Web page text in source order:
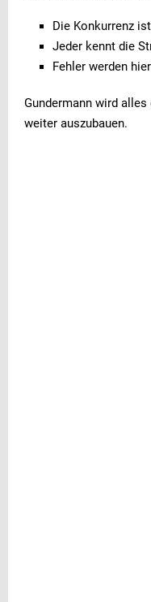
Die Konkurrenz
Jeder kennt die
Fehler werden
Gundermann wird
weiter auszubauen.